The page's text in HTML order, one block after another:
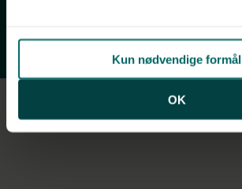
Kun nødvendige formål
OK
Ladestander